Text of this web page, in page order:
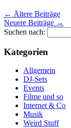
← Ältere Beiträge
Neuere Beiträge →
Suchen nach:
Kategorien
Allgemein
DJ-Sets
Events
Filme und so
Internet & Co
Musik
Weird Stuff